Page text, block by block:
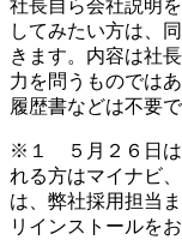
社長自ら会社説明
してみたい方は、
きます。内容は社
力を問うものでは
履歴書などは不要
※１ ５月２６日は
れる方はマイナビ
は、弊社採用担当
リインストールを